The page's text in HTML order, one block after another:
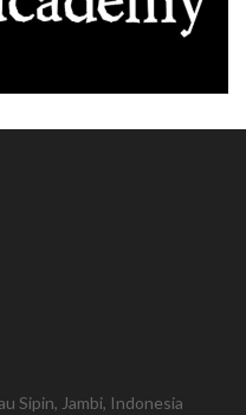
Sipin, Jambi, Indonesia